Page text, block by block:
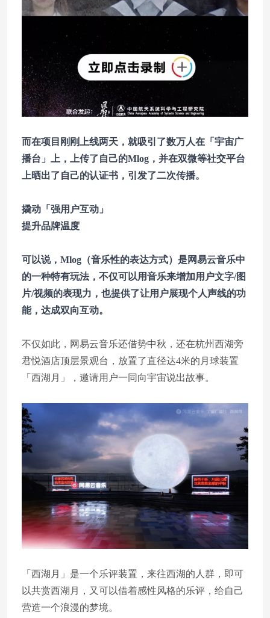
而在项目刚刚上线两天，就吸引了数万人在「宇宙广
播台」上，上传了自己的Mlog，并在双微等社交平台
上晒出了自己的认证书，引发了二次传播。
撬动「强用户互动」
提升品牌温度
可以说，Mlog（音乐性的表达方式）是网易云音乐中
的一种特有玩法，不仅可以用音乐来增加用户文字/图
片/视频的表现力，也提供了让用户展现个人声线的功
能，达成双向互动。
不仅如此，网易云音乐还借势中秋，还在杭州西湖旁
君悦酒店顶层景观台，放置了直径达4米的月球装置
「西湖月」，邀请用户一同向宇宙说出故事。
「西湖月」是一个乐评装置，来往西湖的人群，即可
以共赏西湖月，又可以借着感性风格的乐评，给自己
营造一个浪漫的梦境。